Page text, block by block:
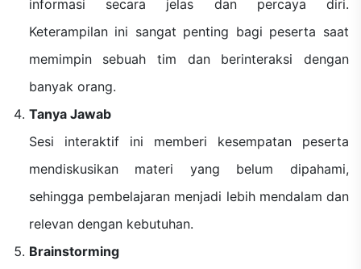
informasi secara jelas dan percaya diri.
Keterampilan ini sangat penting bagi peserta saat
memimpin sebuah tim dan berinteraksi dengan
banyak orang.
Tanya Jawab
Sesi interaktif ini memberi kesempatan peserta
mendiskusikan materi yang belum dipahami,
sehingga pembelajaran menjadi lebih mendalam dan
relevan dengan kebutuhan.
Brainstorming